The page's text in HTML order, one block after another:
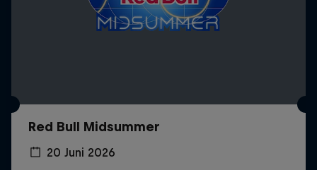
Red Bull Midsummer
20 Juni 2026